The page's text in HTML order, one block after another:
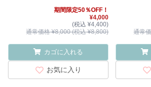
期間限定50％OFF！
¥4,000
(税込 ¥4,400)
通常価格 ¥8,000 (税込 ¥8,800)
カゴに入れる
お気に入り
通常